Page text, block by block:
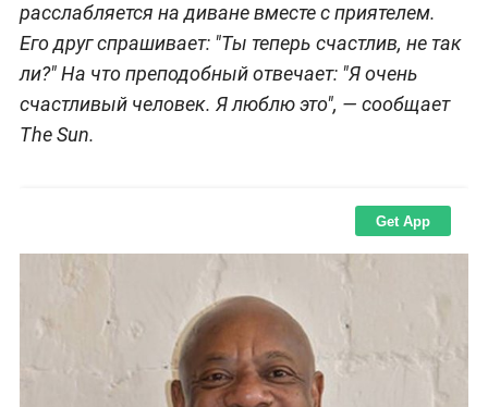
расслабляется на диване вместе с приятелем.
Его друг спрашивает: "Ты теперь счастлив, не так
ли?" На что преподобный отвечает: "Я очень
счастливый человек. Я люблю это", — сообщает
The Sun.